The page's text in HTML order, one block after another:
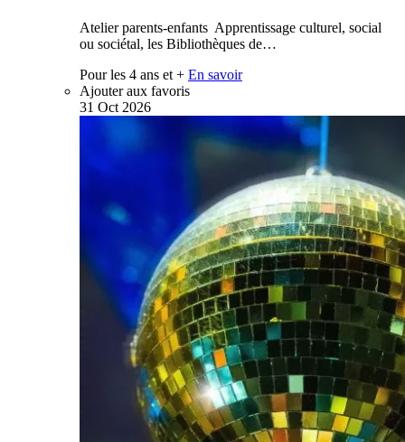
Atelier parents-enfants Apprentissage culturel, social
ou sociétal, les Bibliothèques de…
Pour les 4 ans et + En savoir
Ajouter aux favoris
31 Oct 2026